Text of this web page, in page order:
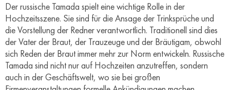
Der russische Tamada spielt eine wichtige Rolle in der
Hochzeitsszene. Sie sind für die Ansage der Trinksprüche und
die Vorstellung der Redner verantwortlich. Traditionell sind dies
der Vater der Braut, der Trauzeuge und der Bräutigam, obwohl
sich Reden der Braut immer mehr zur Norm entwickeln. Russische
Tamada sind nicht nur auf Hochzeiten anzutreffen, sondern
auch in der Geschäftswelt, wo sie bei großen